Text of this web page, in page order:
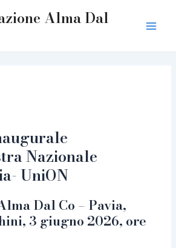
Alma Dal
Nazionale
UniON
Dal Co – Pavia,
3 giugno 2026, ore